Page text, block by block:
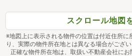
スクロール地図
※地図上に表示される物件の位置は付近住所に
り、実際の物件所在地とは異なる場合がござい
正確な物件所在地は、取扱い不動産会社にお